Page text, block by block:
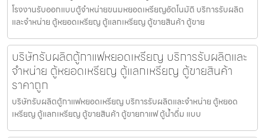
โรงงานรับออกแบบตู้จำหน่ายขนมหยอดเหรียญ​​อัตโนมัติ บริการรับผลิต
และจำหน่าย ตู้หยอดเหรียญ ตู้แลกเหรียญ ตู้ขายสินค้า ตู้ขาย
บริษัทรับผลิตตู้กาแฟหยอดเหรียญ บริการรับผลิตและ
จำหน่าย ตู้หยอดเหรียญ ตู้แลกเหรียญ ตู้ขายสินค้า
ราคาถูก
บริษัทรับผลิตตู้กาแฟหยอดเหรียญ บริการรับผลิตและจำหน่าย ตู้หยอด
เหรียญ ตู้แลกเหรียญ ตู้ขายสินค้า ตู้ขายกาแฟ ตู้น้ำดื่ม แบบ